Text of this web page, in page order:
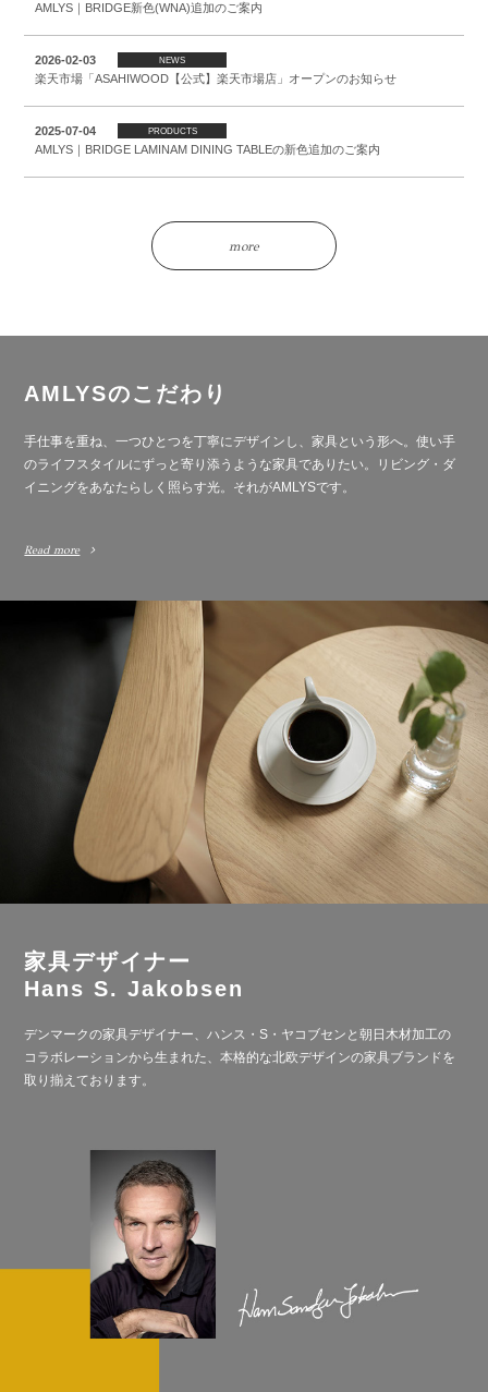
AMLYS｜BRIDGE新色(WNA)追加のご案内
2026-02-03 NEWS
楽天市場「ASAHIWOOD【公式】楽天市場店」オープンのお知らせ
2025-07-04 PRODUCTS
AMLYS｜BRIDGE LAMINAM DINING TABLEの新色追加のご案内
more
AMLYSのこだわり
手仕事を重ね、一つひとつを丁寧にデザインし、家具という形へ。使い手
のライフスタイルにずっと寄り添うような家具でありたい。リビング・ダ
イニングをあなたらしく照らす光。それがAMLYSです。
Read more
家具デザイナー
Hans S. Jakobsen
デンマークの家具デザイナー、ハンス・S・ヤコブセンと朝日木材加工の
コラボレーションから生まれた、本格的な北欧デザインの家具ブランドを
取り揃えております。